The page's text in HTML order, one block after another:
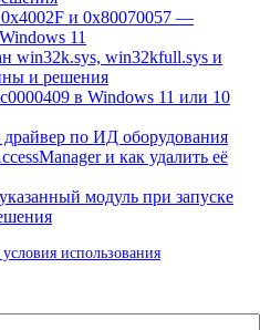
и 0x80070057 —
11
win32k.sys, win32kfull.sys и
и решения
в Windows 11 или 10
по ИД оборудования
и как удалить её
модуль при запуске
использования